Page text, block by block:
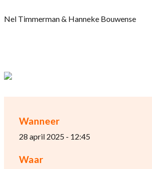
Wanneer
28 april 2025 - 12:45
Waar
Nel Timmerman & Hanneke Bouwense